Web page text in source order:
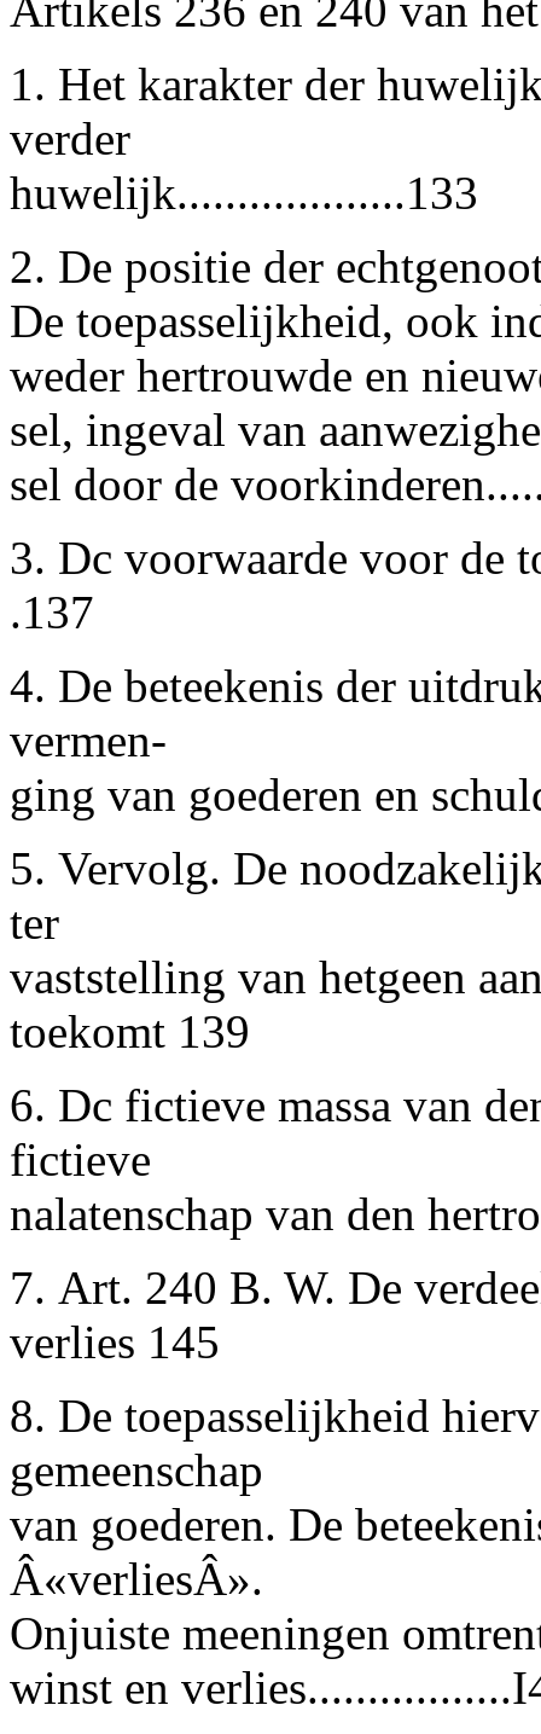
1. Het karakter der
verder
huwelijk...................133
2. De positie der
De toepasselijkheid, ook
weder hertrouwde en
sel, ingeval van
sel door de
3. Dc voorwaarde voor de
.137
4. De beteekenis der
vermen-
ging van goederen en
5. Vervolg. De
ter
vaststelling van hetgeen
toekomt 139
6. Dc fictieve massa van
fictieve
nalatenschap van den
7. Art. 240 B. W. De
verlies 145
8. De toepasselijkheid
gemeenschap
van goederen. De
Â«verliesÂ».
Onjuiste meeningen
winst en